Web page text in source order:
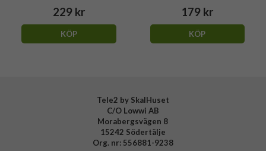
229 kr
KÖP
179 kr
KÖP
Tele2 by SkalHuset
C/O Lowwi AB
Morabergsvägen 8
15242 Södertälje
Org. nr: 556881-9238